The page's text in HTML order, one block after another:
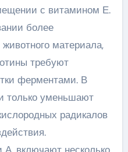
с витамином Е.
более
материала,
требуют
ферментами. В
только уменьшают
радикалов